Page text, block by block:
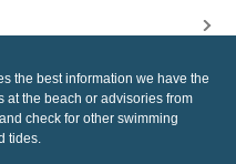
the best information we have the
at the beach or advisories from
check for other swimming
tides.